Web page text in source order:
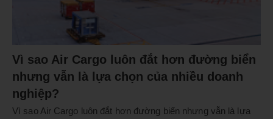
Vì sao Air Cargo luôn đắt hơn đường biển
nhưng vẫn là lựa chọn của nhiều doanh
nghiệp?
Vì sao Air Cargo luôn đắt hơn đường biển nhưng vẫn là lựa